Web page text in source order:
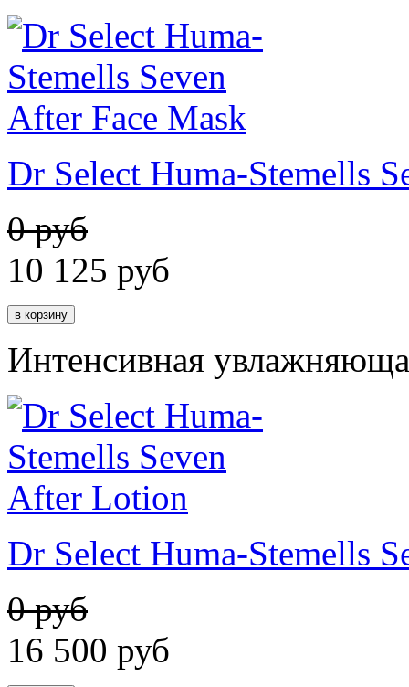
Dr Select Huma-Stemells
0 руб
10 125 руб
Интенсивная
Dr Select Huma-Stemells
0 руб
16 500 руб